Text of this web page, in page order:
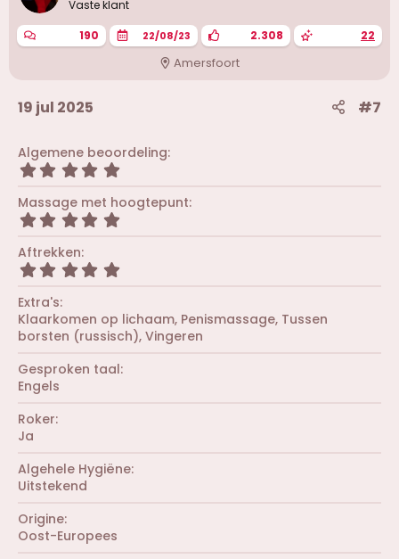
Vaste klant
190 22/08/23 2.308 22
Amersfoort
19 jul 2025 #7
Algemene beoordeling
5
0
0
s
r
e
n
)
Massage met hoogtepunt
5
s
r
(
r
e
n
Aftrekken
5
0
s
t
r
Extra's
Klaarkomen op lichaam Penismassage Tussen
borsten (russisch) Vingeren
Gesproken taal
Engels
Roker
Ja
Algehele Hygiëne
Uitstekend
Origine
Oost-Europees